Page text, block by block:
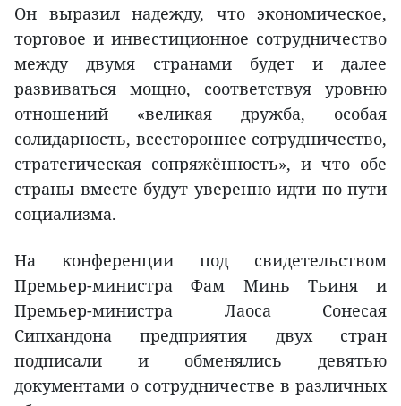
Он выразил надежду, что экономическое,
торговое и инвестиционное сотрудничество
между двумя странами будет и далее
развиваться мощно, соответствуя уровню
отношений «великая дружба, особая
солидарность, всестороннее сотрудничество,
стратегическая сопряжённость», и что обе
страны вместе будут уверенно идти по пути
социализма.
На конференции под свидетельством
Премьер-министра Фам Минь Тьиня и
Премьер-министра Лаоса Сонеcая
Сипхандона предприятия двух стран
подписали и обменялись девятью
документами о сотрудничестве в различных